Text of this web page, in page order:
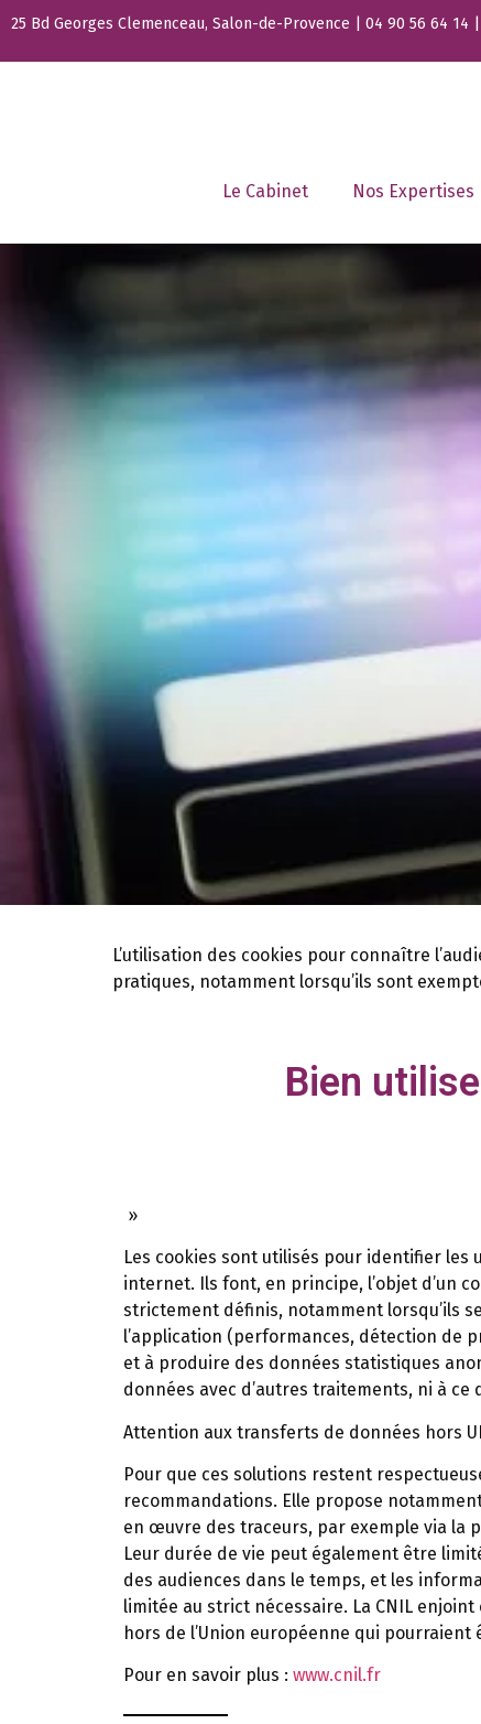
25 Bd Georges Clemenceau, Salon-de-Provence | 04 90 56 64 14
Le Cabinet Nos Expertises
L’utilisation des cookies pour connaître
pratiques, notamment lorsqu’ils sont
Bien
»
Les cookies sont utilisés pour identifier
internet. Ils font, en principe, l’objet d’un
strictement définis, notamment lorsqu’ils
l’application (performances, détection de
et à produire des données statistiques
données avec d’autres traitements, ni à
Attention aux transferts de données hors
Pour que ces solutions restent
recommandations. Elle propose
en œuvre des traceurs, par exemple via la
Leur durée de vie peut également être
des audiences dans le temps, et les
limitée au strict nécessaire. La CNIL
hors de l’Union européenne qui
Pour en savoir plus : www.cnil.fr